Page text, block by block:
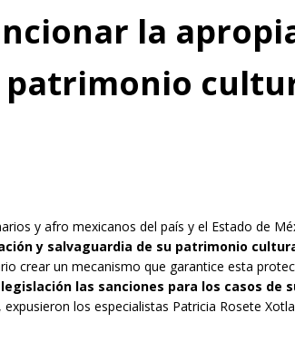
la
patrimonio
y afro mexicanos del país y el Estado de
y salvaguardia de su patrimonio
crear un mecanismo que garantice esta
las sanciones para los casos de
, expusieron los especialistas Patricia Rosete